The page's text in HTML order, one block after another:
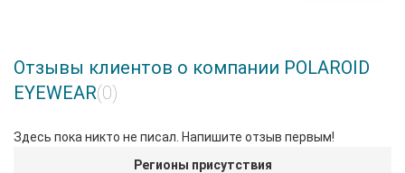
Отзывы клиентов о компании POLAROID
EYEWEAR(0)
Здесь пока никто не писал. Напишите отзыв первым!
Регионы присутствия